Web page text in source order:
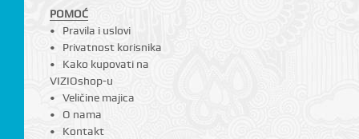
POMOĆ
Pravila i uslovi
Privatnost korisnika
Kako kupovati na
VIZIOshop-u
Veličine majica
O nama
Kontakt